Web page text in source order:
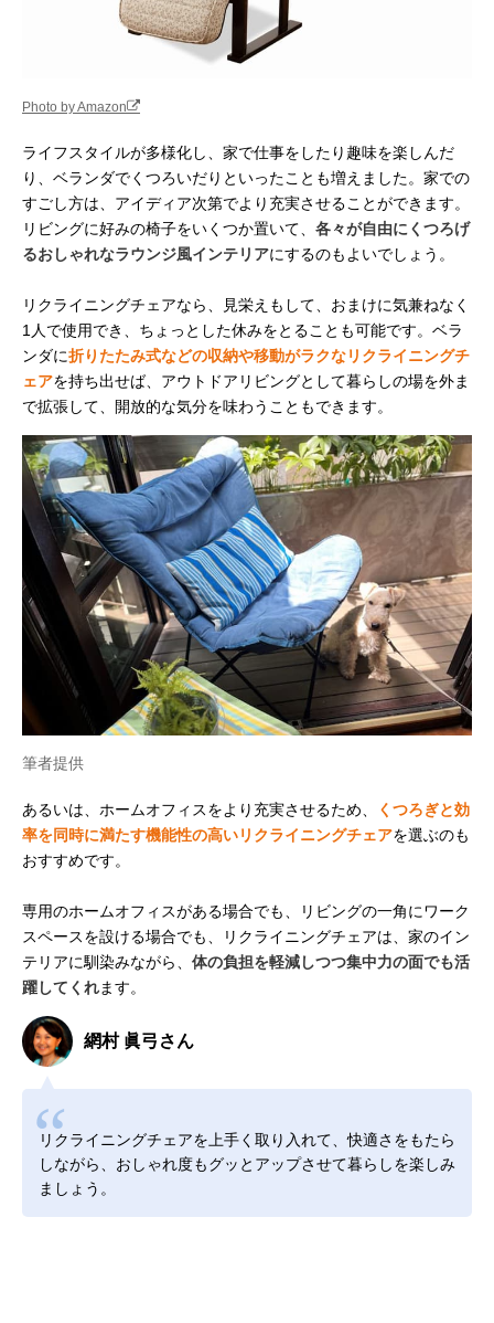
Photo by Amazon
ライフスタイルが多様化し、家で仕事をしたり趣味を楽しんだ
り、ベランダでくつろいだりといったことも増えました。家での
すごし方は、アイディア次第でより充実させることができます。
リビングに好みの椅子をいくつか置いて、 各々が自由にくつろげ
るおしゃれなラウンジ風インテリアにするのもよいでしょう。
リクライニングチェアなら、見栄えもして、おまけに気兼ねなく
1人で使用でき、ちょっとした休みをとることも可能です。ベラ
ンダに折りたたみ式などの収納や移動がラクなリクライニングチ
ェアを持ち出せば、アウトドアリビングとして暮らしの場を外ま
で拡張して、開放的な気分を味わうこともできます。
筆者提供
あるいは、ホームオフィスをより充実させるため、
くつろぎと効
率を同時に満たす機能性の高いリクライニングチェアを選ぶのも
おすすめです。
専用のホームオフィスがある場合でも、リビングの一角にワーク
スペースを設ける場合でも、リクライニングチェアは、家のイン
テリアに馴染みながら、 体の負担を軽減しつつ集中力の面でも活
躍してくれます。
網村 眞弓さん
リクライニングチェアを上手く取り入れて、快適さをもたら
しながら、おしゃれ度もグッとアップさせて暮らしを楽しみ
ましょう。